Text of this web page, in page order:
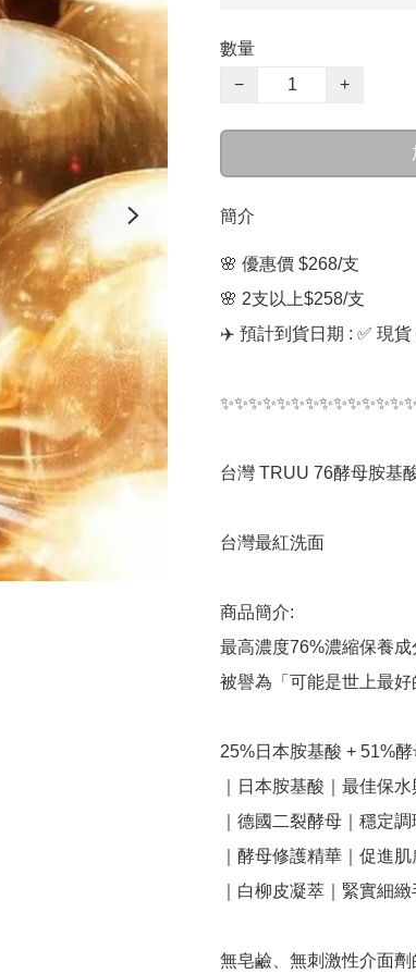
數量
−
+
簡介
🌸 優惠價 $268/支
🌸 2支以上$258/支
✈️ 預計到貨日期 : ✅ 現貨
台灣 TRUU 76酵母胺基
台灣最紅洗面
商品簡介:
最高濃度76%濃縮保養成
被譽為「可能是世上最好
25%日本胺基酸 + 51%
｜日本胺基酸｜最佳保
｜德國二裂酵母｜穩定
｜酵母修護精華｜促進
｜白柳皮凝萃｜緊實細
無皂鹼、無刺激性介面